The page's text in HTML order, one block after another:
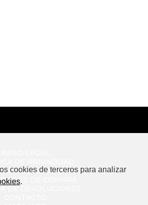
DE COOKIES
DE COMPRA
cookies de terceros para analizar
.